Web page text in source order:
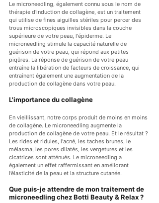
Le microneedling, également connu sous le nom de
thérapie d'induction de collagène, est un traitement
qui utilise de fines aiguilles stériles pour percer des
trous microscopiques invisibles dans la couche
supérieure de votre peau, l'épiderme. Le
microneedling stimule la capacité naturelle de
guérison de votre peau, qui répond aux petites
piqûres. La réponse de guérison de votre peau
entraîne la libération de facteurs de croissance, qui
entraînent également une augmentation de la
production de collagène dans votre peau.
L'importance du collagène
En vieillissant, notre corps produit de moins en moins
de collagène. Le microneedling augmente la
production de collagène de votre peau. Et le résultat ?
Les rides et ridules, l'acné, les taches brunes, le
mélasma, les pores dilatés, les vergetures et les
cicatrices sont atténués. Le microneedling a
également un effet raffermissant en améliorant
l’élasticité de la peau et la structure cutanée.
Que puis-je attendre de mon traitement de
microneedling chez Botti Beauty & Relax ?